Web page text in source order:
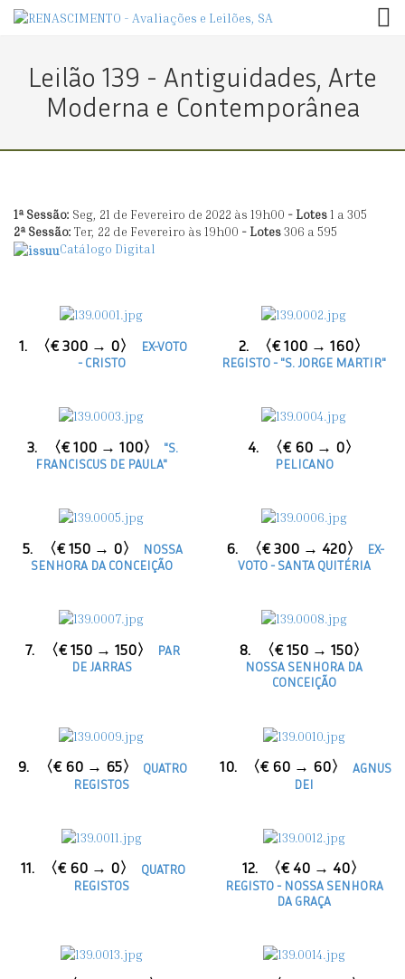
Leilão 139 - Antiguidades, Arte
Moderna e Contemporânea
1ª Sessão: Seg, 21 de Fevereiro de 2022 às 19h00 - Lotes1 a 305
2ª Sessão: Ter, 22 de Fevereiro às 19h00 - Lotes306 a 595
Catálogo Digital
1. 〈€ 300 → 0〉
EX-VOTO
- CRISTO
2. 〈€ 100 → 160〉
REGISTO - "S. JORGE MARTIR"
3. 〈€ 100 → 100〉
"S.
FRANCISCUS DE PAULA"
4. 〈€ 60 → 0〉
PELICANO
5. 〈€ 150 → 0〉
NOSSA
SENHORA DA CONCEIÇÃO
6. 〈€ 300 → 420〉
EX-
VOTO - SANTA QUITÉRIA
7. 〈€ 150 → 150〉
PAR
DE JARRAS
8. 〈€ 150 → 150〉
NOSSA SENHORA DA
CONCEIÇÃO
9. 〈€ 60 → 65〉
QUATRO
REGISTOS
10. 〈€ 60 → 60〉
AGNUS
DEI
11. 〈€ 60 → 0〉
QUATRO
REGISTOS
12. 〈€ 40 → 40〉
REGISTO - NOSSA SENHORA
DA GRAÇA